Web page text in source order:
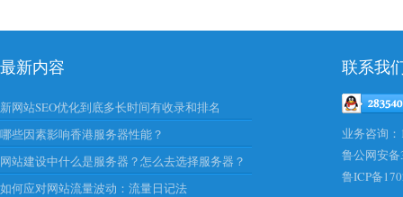
最新内容
新网站SEO优化到底多长时间有收录和排名
哪些因素影响香港服务器性能？
网站建设中什么是服务器？怎么去选择服务器？
如何应对网站流量波动：流量日记法
联系我
业务咨询：
鲁公网安
鲁ICP备